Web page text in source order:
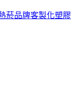
菸品牌客製化塑膠